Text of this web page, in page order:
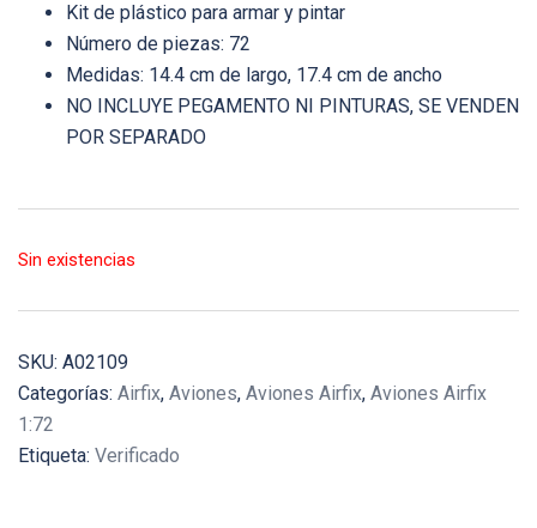
Kit de plástico para armar y pintar
Número de piezas: 72
Medidas: 14.4 cm de largo, 17.4 cm de ancho
NO INCLUYE PEGAMENTO NI PINTURAS, SE VENDEN
POR SEPARADO
Sin existencias
SKU: A02109
Categorías: Airfix, Aviones, Aviones Airfix, Aviones Airfix
1:72
Etiqueta: Verificado